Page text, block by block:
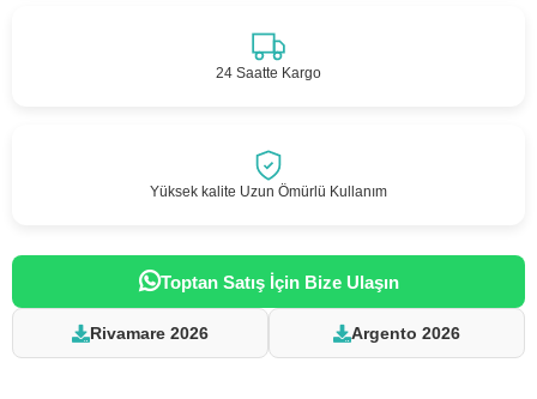
24 Saatte Kargo
Yüksek kalite Uzun Ömürlü Kullanım
Toptan Satış İçin Bize Ulaşın
Rivamare 2026 Argento 2026